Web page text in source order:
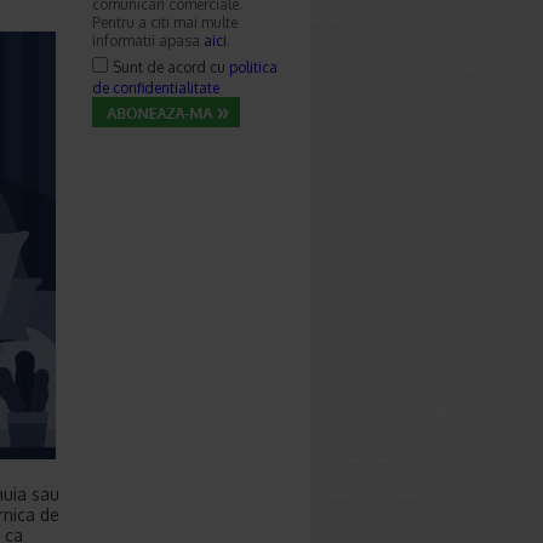
sau
de
comunicari comerciale.
Pentru a citi mai multe
informatii apasa aici.
Sunt de acord cu politica
de confidentialitate